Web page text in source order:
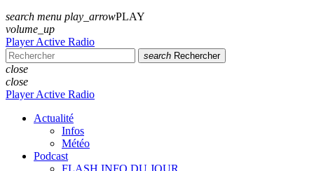
search menu play_arrowPLAY
volume_up
Player Active Radio
search Rechercher
close
close
Player Active Radio
Actualité
Infos
Météo
Podcast